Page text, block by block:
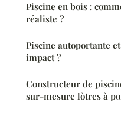
Piscine en bois :
réaliste ?
Piscine autoportante
impact ?
Constructeur de
sur-mesure lòtres à